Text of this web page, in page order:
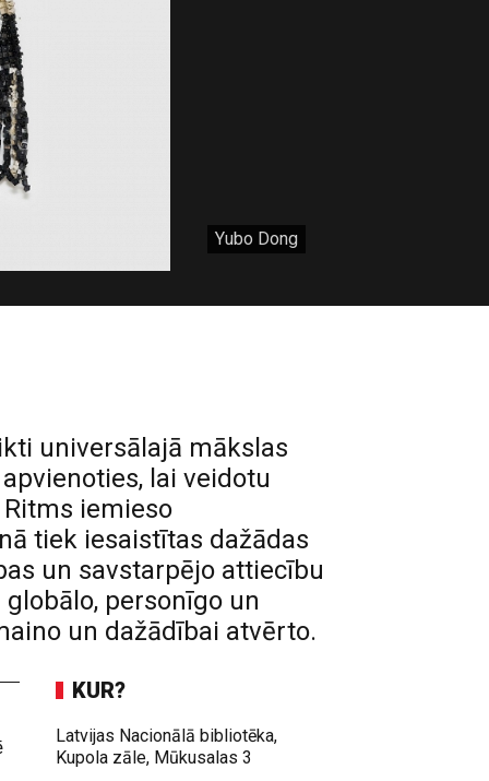
Yubo Dong
universālajā mākslas
lai veidotu
iemieso
tiek iesaistītas dažādas
un savstarpējo attiecību
personīgo un
un dažādībai atvērto.
KUR?
Latvijas Nacionālā bibliotēka,
Kupola zāle, Mūkusalas 3